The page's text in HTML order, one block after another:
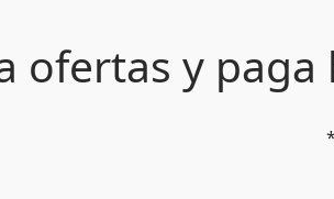
ofertas y paga